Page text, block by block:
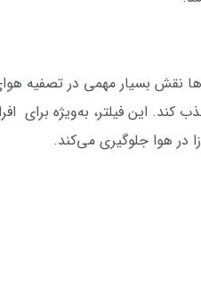
را جذب کند. این فیلتر، به‌ویژه
در هوا جلوگیری می‌کند.